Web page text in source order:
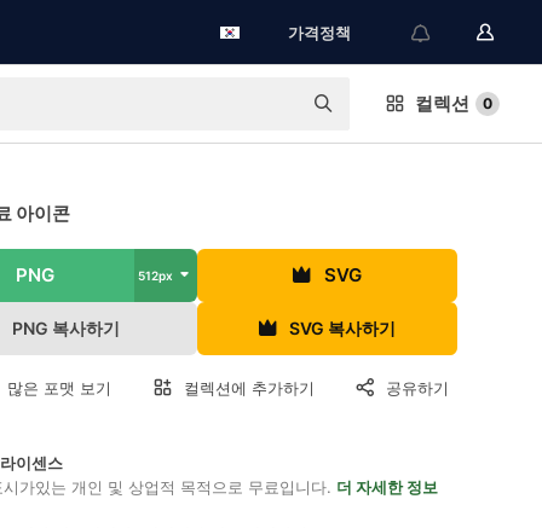
가격정책
컬렉션 0
아이콘
PNG 512px SVG
PNG 복사하기 SVG 복사하기
많은 포맷 보기 컬렉션에 추가하기 공유하기
이센스
가있는 개인 및 상업적 목적으로 무료입니다. 더 자세한 정보